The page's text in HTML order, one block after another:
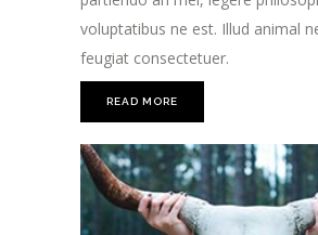
voluptatibus ne est. Illud animal
feugiat consectetuer.
READ MORE